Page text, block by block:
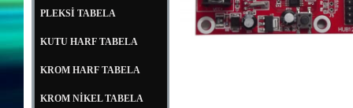
PLEKSİ TABELA
KUTU HARF TABELA
KROM HARF TABELA
KROM NİKEL TABELA